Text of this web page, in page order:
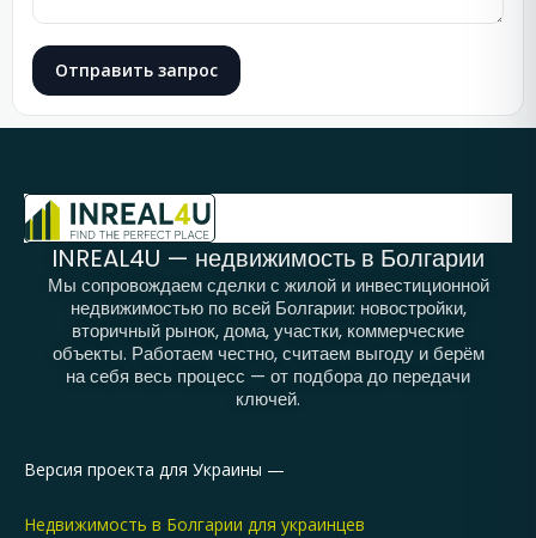
Отправить запрос
INREAL4U — недвижимость в Болгарии
Мы сопровождаем сделки с жилой и инвестиционной
недвижимостью по всей Болгарии: новостройки,
вторичный рынок, дома, участки, коммерческие
объекты. Работаем честно, считаем выгоду и берём
на себя весь процесс — от подбора до передачи
ключей.
Версия проекта для Украины —
Недвижимость в Болгарии для украинцев